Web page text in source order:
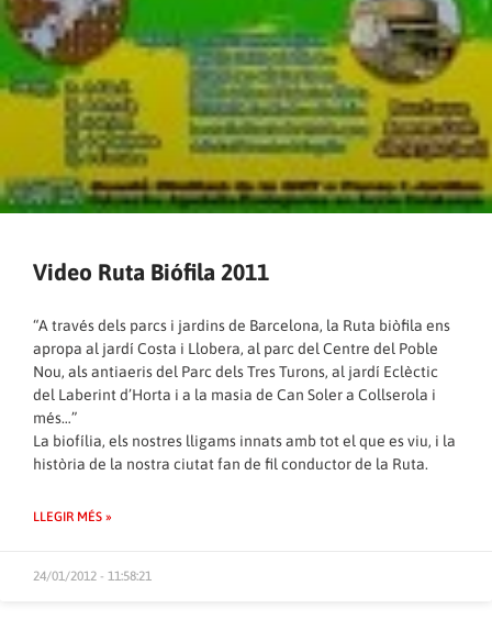
Video Ruta Biófila 2011
“A través dels parcs i jardins de Barcelona, la Ruta biòfila ens
apropa al jardí Costa i Llobera, al parc del Centre del Poble
Nou, als antiaeris del Parc dels Tres Turons, al jardí Eclèctic
del Laberint d’Horta i a la masia de Can Soler a Collserola i
més…”
La biofília, els nostres lligams innats amb tot el que es viu, i la
història de la nostra ciutat fan de fil conductor de la Ruta.
LLEGIR MÉS »
24/01/2012 - 11:58:21